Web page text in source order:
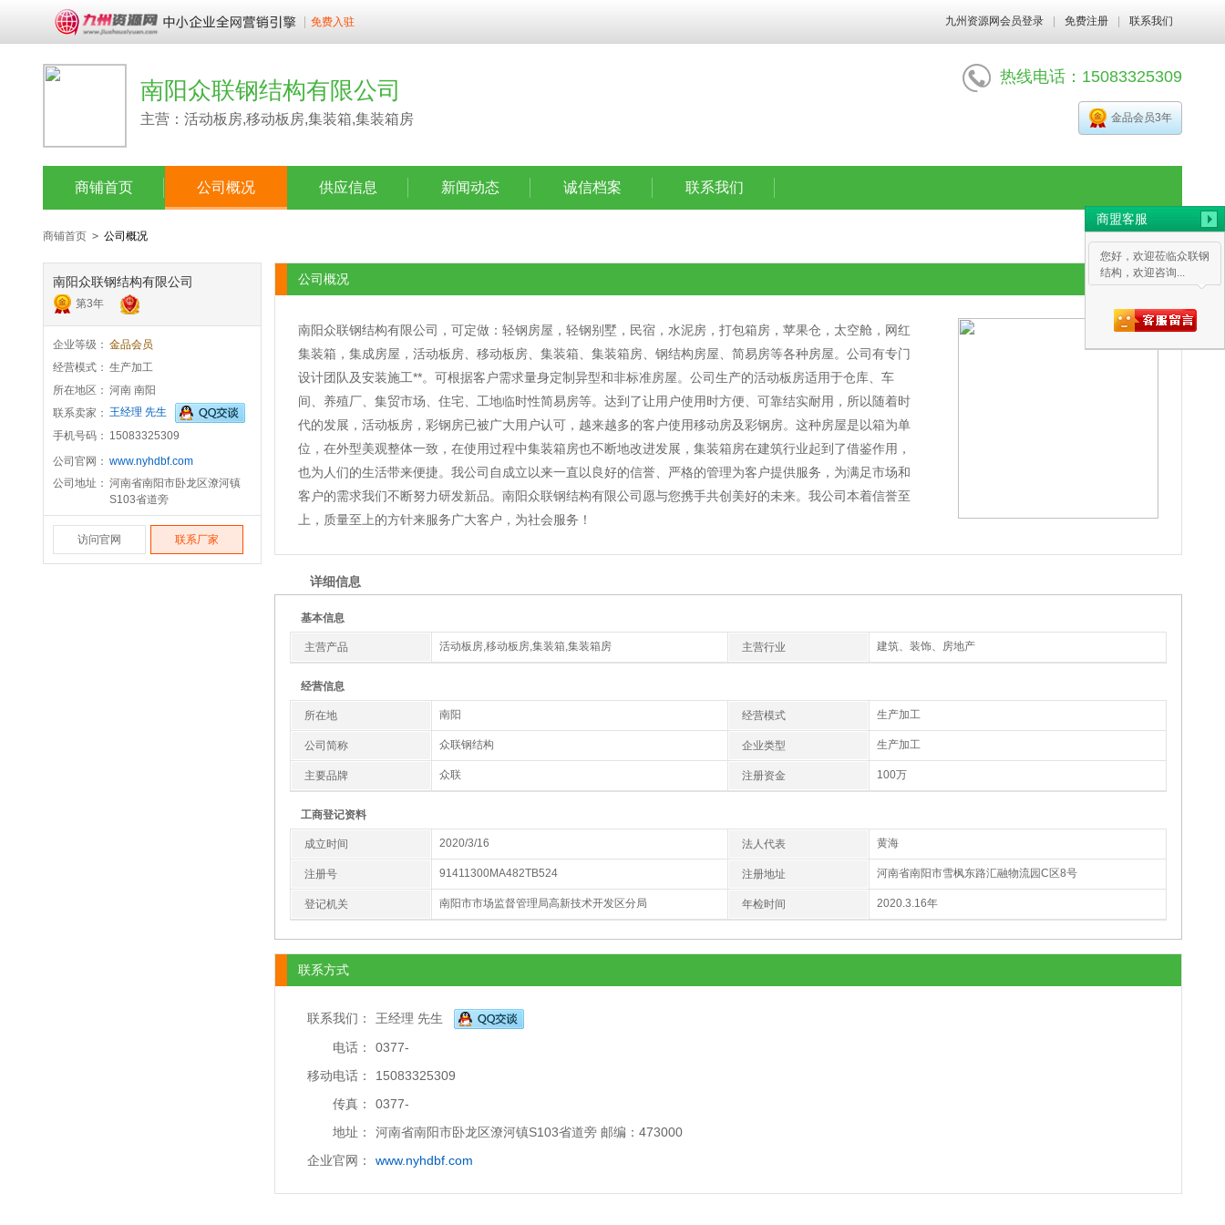
免费入驻 九州资源网会员登录 免费注册 联系我们
热线电话：15083325309
金品会员3年
南阳众联钢结构有限公司
主营：活动板房,移动板房,集装箱,集装箱房
商铺首页 公司概况 供应信息 新闻动态 诚信档案 联系我们
商铺首页 > 公司概况
南阳众联钢结构有限公司
第3年
企业等级： 金品会员
经营模式： 生产加工
所在地区： 河南 南阳
联系卖家： 王经理 先生
手机号码： 15083325309
公司官网： www.nyhdbf.com
公司地址： 河南省南阳市卧龙区潦河镇
S103省道旁
访问官网 联系厂家
公司概况
南阳众联钢结构有限公司，可定做：轻钢房屋，轻钢别墅，民宿，水泥房，打包箱房，苹果仓，太空舱，网红
集装箱，集成房屋，活动板房、移动板房、集装箱、集装箱房、钢结构房屋、简易房等各种房屋。公司有专门
设计团队及安装施工**。可根据客户需求量身定制异型和非标准房屋。公司生产的活动板房适用于仓库、车
间、养殖厂、集贸市场、住宅、工地临时性简易房等。达到了让用户使用时方便、可靠结实耐用，所以随着时
代的发展，活动板房，彩钢房已被广大用户认可，越来越多的客户使用移动房及彩钢房。这种房屋是以箱为单
位，在外型美观整体一致，在使用过程中集装箱房也不断地改进发展，集装箱房在建筑行业起到了借鉴作用，
也为人们的生活带来便捷。我公司自成立以来一直以良好的信誉、严格的管理为客户提供服务，为满足市场和
客户的需求我们不断努力研发新品。南阳众联钢结构有限公司愿与您携手共创美好的未来。我公司本着信誉至
上，质量至上的方针来服务广大客户，为社会服务！
详细信息
基本信息
主营产品 活动板房,移动板房,集装箱,集装箱房 主营行业 建筑、装饰、房地产
经营信息
所在地 南阳 经营模式 生产加工
公司简称 众联钢结构 企业类型 生产加工
主要品牌 众联 注册资金 100万
工商登记资料
成立时间 2020/3/16 法人代表 黄海
注册号 91411300MA482TB524 注册地址 河南省南阳市雪枫东路汇融物流园C区8号
登记机关 南阳市市场监督管理局高新技术开发区分局 年检时间 2020.3.16年
联系方式
联系我们：
王经理 先生
电话：
0377-
移动电话：
15083325309
传真：
0377-
地址：
河南省南阳市卧龙区潦河镇S103省道旁 邮编：473000
企业官网：
www.nyhdbf.com
商盟客服
您好，欢迎莅临众联钢
结构，欢迎咨询...